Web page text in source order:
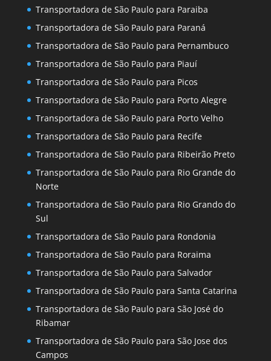
Transportadora de São Paulo para Paraiba
Transportadora de São Paulo para Paraná
Transportadora de São Paulo para Pernambuco
Transportadora de São Paulo para Piauí
Transportadora de São Paulo para Picos
Transportadora de São Paulo para Porto Alegre
Transportadora de São Paulo para Porto Velho
Transportadora de São Paulo para Recife
Transportadora de São Paulo para Ribeirão Preto
Transportadora de São Paulo para Rio Grande do
Norte
Transportadora de São Paulo para Rio Grando do
Sul
Transportadora de São Paulo para Rondonia
Transportadora de São Paulo para Roraima
Transportadora de São Paulo para Salvador
Transportadora de São Paulo para Santa Catarina
Transportadora de São Paulo para São José do
Ribamar
Transportadora de São Paulo para São Jose dos
Campos